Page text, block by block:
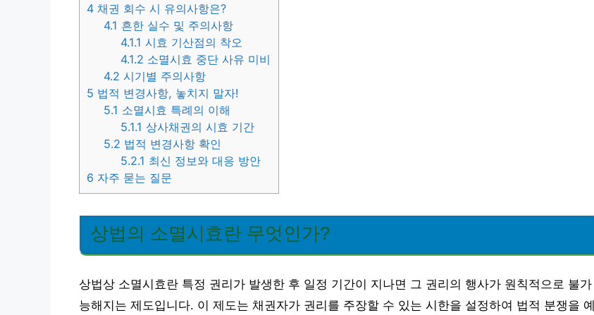
4 채권 회수 시 유의사항은?
4.1 흔한 실수 및 주의사항
4.1.1 시효 기산점의 착오
4.1.2 소멸시효 중단 사유 미비
4.2 시기별 주의사항
5 법적 변경사항, 놓치지 말자!
5.1 소멸시효 특례의 이해
5.1.1 상사채권의 시효 기간
5.2 법적 변경사항 확인
5.2.1 최신 정보와 대응 방안
6 자주 묻는 질문
상법의 소멸시효란 무엇인가?
상법상 소멸시효란 특정 권리가 발생한 후 일정 기간이 지나면 그 권리의 행사가 원칙적으로 불가
능해지는 제도입니다. 이 제도는 채권자가 권리를 주장할 수 있는 시한을 설정하여 법적 분쟁을 예